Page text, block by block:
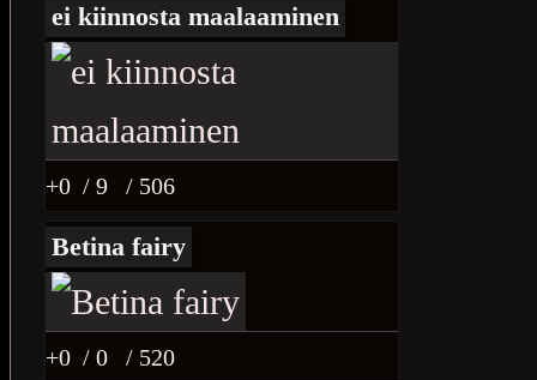
ei kiinnosta maalaaminen
+0 / 9 / 506
Betina fairy
+0 / 0 / 520